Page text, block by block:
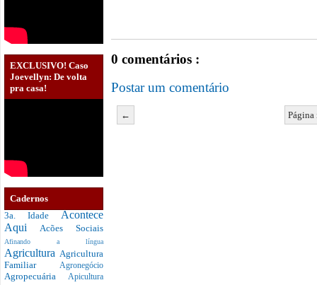
EXCLUSIVO! Caso
Joevellyn: De volta
pra casa!
Cadernos
3a. Idade Acontece
Aqui Acões Sociais
Afinando a língua
Agricultura Agricultura
Familiar Agronegócio
Agropecuária Apicultura
0 comentários :
Postar um comentário
←